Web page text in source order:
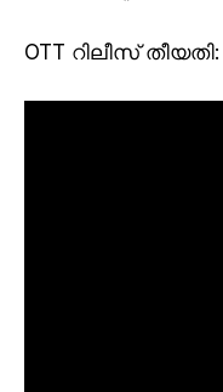
OTT റിലീസ് തീയതി